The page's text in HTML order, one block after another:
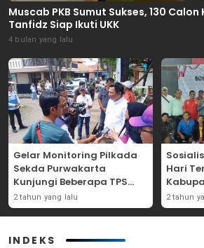
Muscab PKB Sumut Sukses, 130
Tanfidz Siap Ikuti UKK
4 bulan yang lalu
Gelar Monitoring Pilkada
Sekda Purwakarta
Kunjungi Beberapa TPS
Yang Ada Di Purwakarta
2 tahun yang lalu
Hari
Angka
2 tahun
INDEKS